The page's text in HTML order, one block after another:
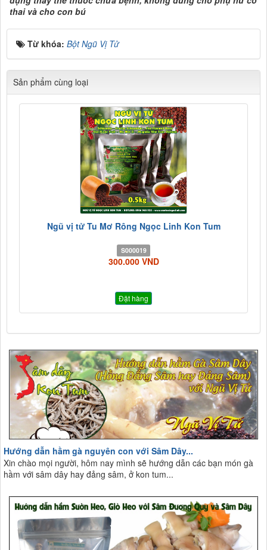
thai và cho con bú
Từ khóa: Bột Ngũ Vị Tử
Sản phẩm cùng loại
Ngũ vị tử Tu Mơ Rông Ngọc Linh Kon Tum
S000019
300.000 VND
Đặt hàng
Hướng dẫn hầm gà nguyên con với Sâm Dây...
Xin chào mọi người, hôm nay mình sẽ hướng dẫn các bạn món gà
hầm với sâm dây hay đảng sâm, ở kon tum...